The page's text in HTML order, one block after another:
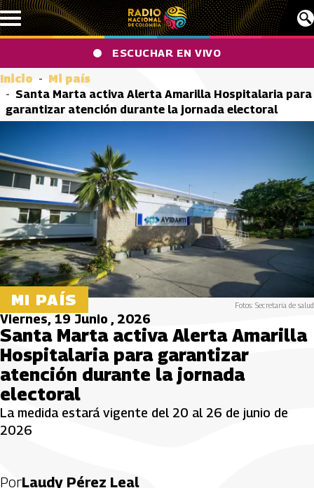
Pasar al contenido principal
ESCUCHAR EN VIVO
Inicio
Mi país
Santa Marta activa Alerta Amarilla Hospitalaria para
garantizar atención durante la jornada electoral
MI PAÍS Fotos: Secretaria de salud
Viernes, 19 Junio , 2026
Santa Marta activa Alerta Amarilla
Hospitalaria para garantizar
atención durante la jornada
electoral
La medida estará vigente del 20 al 26 de junio de
2026
PorLaudy Pérez Leal